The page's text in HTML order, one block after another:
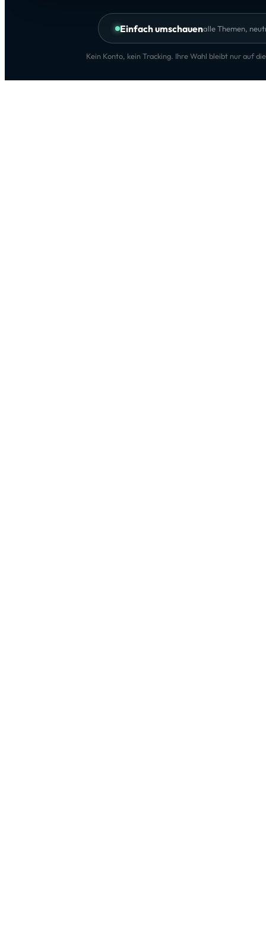
Einfach umschauenalle Themen,
Kein Konto, kein Tracking. Ihre Wahl bleibt nur auf